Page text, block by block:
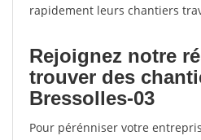
rapidement leurs chantiers
Rejoignez notre
trouver des
Bressolles-03
Pour pérénniser votre